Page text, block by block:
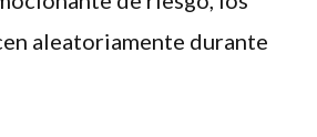
aleatoriamente durante